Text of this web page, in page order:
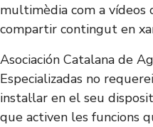
multimèdia com a vídeos
compartir contingut en
Asociación Catalana de
Especializadas no
instal·lar en el seu
que activen les funcions